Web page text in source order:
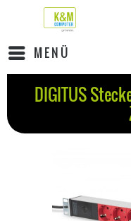
MENÜ
DIGITUS